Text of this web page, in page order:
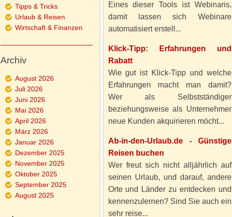
Eines dieser Tools ist Webinaris,
damit lassen sich Webinare
automatisiert erstell...
Klick-Tipp: Erfahrungen und
Rabatt
Wie gut ist Klick-Tipp und welche
Erfahrungen macht man damit?
Wer als Selbstständiger
beziehungsweise als Unternehmer
neue Kunden akquirieren möcht...
Ab-in-den-Urlaub.de - Günstige
Reisen buchen
Wer freut sich nicht alljährlich auf
seinen Urlaub, und darauf, andere
Orte und Länder zu entdecken und
kennenzulernen? Sind Sie auch ein
sehr reise...
Tipps & Tricks
Urlaub & Reisen
Wirtschaft & Finanzen
Archiv
August 2026
Juli 2026
Juni 2026
Mai 2026
April 2026
März 2026
Januar 2026
Dezember 2025
November 2025
Oktober 2025
September 2025
August 2025